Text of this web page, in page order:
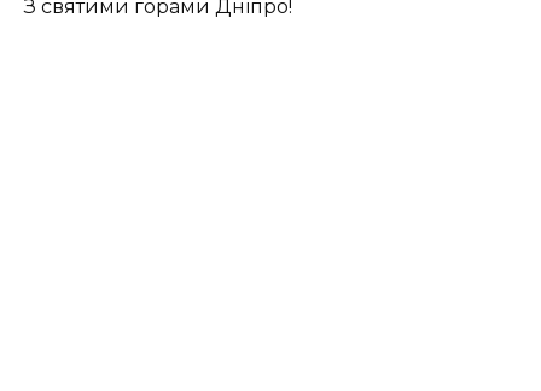
З святими горами Дніпро!